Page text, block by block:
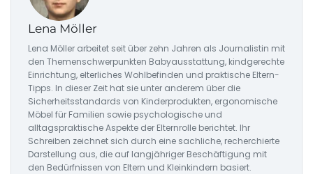
Lena Möller
Lena Möller arbeitet seit über zehn Jahren als Journalistin mit
den Themenschwerpunkten Babyausstattung, kindgerechte
Einrichtung, elterliches Wohlbefinden und praktische Eltern-
Tipps. In dieser Zeit hat sie unter anderem über die
Sicherheitsstandards von Kinderprodukten, ergonomische
Möbel für Familien sowie psychologische und
alltagspraktische Aspekte der Elternrolle berichtet. Ihr
Schreiben zeichnet sich durch eine sachliche, recherchierte
Darstellung aus, die auf langjähriger Beschäftigung mit
den Bedürfnissen von Eltern und Kleinkindern basiert.